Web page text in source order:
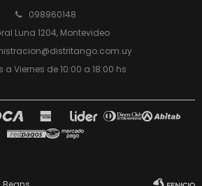
098960148
Luna 1204, Montevideo
a Viernes de 10:00 a 18:00 hs